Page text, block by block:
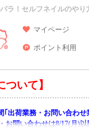
ラ！セルフネイルのや
マイページ
ポイント利用
ついて】
｢出荷業務・お問い合わ
お問い合わせは8/17(月)